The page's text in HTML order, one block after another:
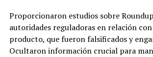
Proporcionaron estudios sobre
autoridades reguladoras en relación
producto, que fueron falsificados y
Ocultaron información crucial para